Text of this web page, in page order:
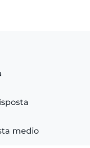
medio